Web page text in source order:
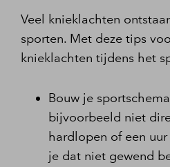
Veel knieklachten
sporten. Met deze tips
knieklachten tijdens het
Bouw je
bijvoorbeeld niet
hardlopen of een
je dat niet gewend